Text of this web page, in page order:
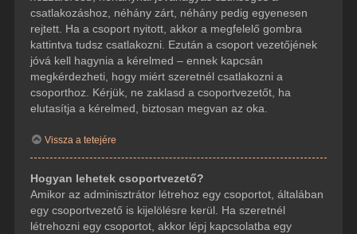
csatlakozáshoz, néhány zárt, néhány pedig egyenesen
rejtett. Ha a csoport nyitott, akkor a megfelelő gombra
kattintva tudsz csatlakozni. Ezután a csoport vezetőjének
jóvá kell hagynia a kérelmed – ennek kapcsán
megkérdezheti, hogy miért szeretnél csatlakozni a
csoporthoz. Kérjük, ne zaklasd a csoportvezetőt, ha
elutasítja a kérelmed, biztosan megvan az oka.
Vissza a tetejére
Hogyan lehetek csoportvezető?
Amikor az adminisztrátor létrehoz egy csoportot, általában
egy csoportvezető is kijelölésre kerül. Ha szeretnél
létrehozni egy csoportot, akkor lépj kapcsolatba egy